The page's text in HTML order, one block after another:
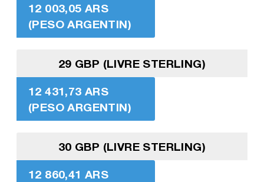
12 003,05 ARS
(PESO ARGENTIN)
29 GBP (LIVRE STERLING)
12 431,73 ARS
(PESO ARGENTIN)
30 GBP (LIVRE STERLING)
12 860,41 ARS